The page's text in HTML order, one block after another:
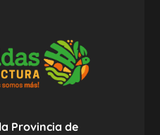
Provincia de